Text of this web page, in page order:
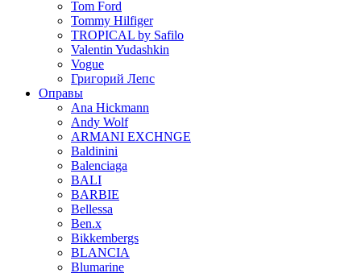
Tom Ford
Tommy Hilfiger
TROPICAL by Safilo
Valentin Yudashkin
Vogue
Григорий Лепс
Оправы
Ana Hickmann
Andy Wolf
ARMANI EXCHNGE
Baldinini
Balenciaga
BALI
BARBIE
Bellessa
Ben.x
Bikkembergs
BLANCIA
Blumarine